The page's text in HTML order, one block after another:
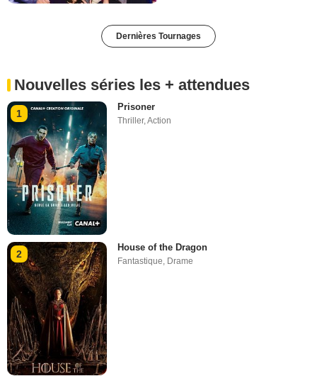
Dernières Tournages
Nouvelles séries les + attendues
1
Prisoner
Thriller,Action
2
House of the Dragon
Fantastique, Drame